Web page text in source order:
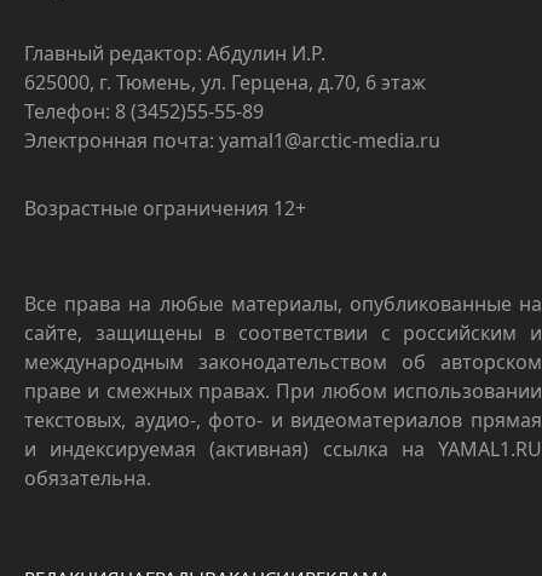
Главный редактор: Абдулин И.Р.
625000, г. Тюмень, ул. Герцена, д.70, 6 этаж
Телефон: 8 (3452)55-55-89
Электронная почта: yamal1@arctic-media.ru
Возрастные ограничения 12+
Все права на любые материалы, опубликованные на
сайте, защищены в соответствии с российским и
международным законодательством об авторском
праве и смежных правах. При любом использовании
текстовых, аудио-, фото- и видеоматериалов прямая
и индексируемая (активная) ссылка на YAMAL1.RU
обязательна.